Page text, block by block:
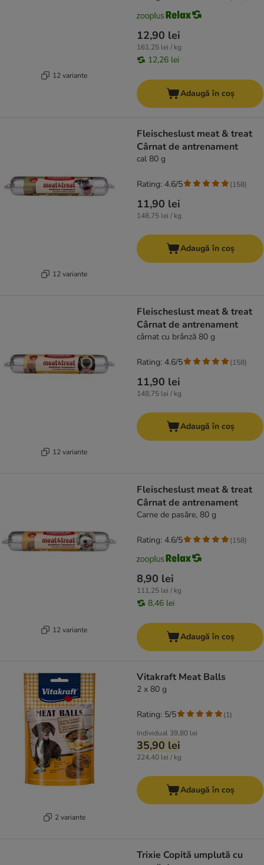
12 variante
12,90 lei
161,25 lei / kg
12,26 lei
Adaugă în coș
12 variante
Fleischeslust meat & treat
Cârnat de antrenament
cal 80 g
11,90 lei
148,75 lei / kg
Rating: 4.6/5 (158)
Adaugă în coș
12 variante
Fleischeslust meat & treat
Cârnat de antrenament
cârnat cu brânză 80 g
11,90 lei
148,75 lei / kg
Rating: 4.6/5 (158)
Adaugă în coș
12 variante
Fleischeslust meat & treat
Cârnat de antrenament
Carne de pasăre, 80 g
8,90 lei
111,25 lei / kg
8,46 lei
Rating: 4.6/5 (158)
Adaugă în coș
2 variante
Vitakraft Meat Balls
2 x 80 g
Individual 39,80 lei
35,90 lei
224,40 lei / kg
Rating: 5/5 (1)
Adaugă în coș
Trixie Copită umplută cu